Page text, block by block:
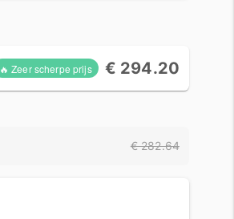
🔥 Zeer scherpe prijs € 294.20
€ 282.64